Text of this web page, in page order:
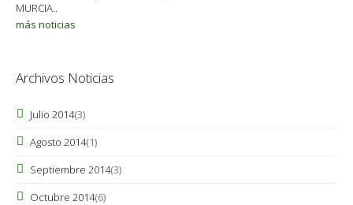
MURCIA..
más noticias
Archivos Noticias
Julio 2014(3)
Agosto 2014(1)
Septiembre 2014(3)
Octubre 2014(6)